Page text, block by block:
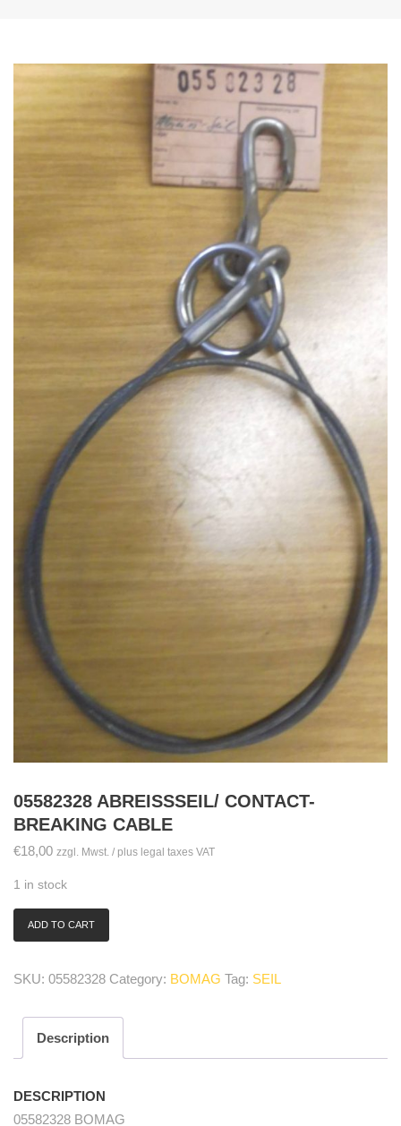
05582328 ABREISSSEIL/ CONTACT-B
REAKING CABLE
€18,00 zzgl. Mwst. / plus legal taxes VAT
1 in stock
05582328
breaking
quantity
ADD TO CART
SKU: 05582328 Category: BOMAG Tag: SEIL
Description
DESCRIPTION
05582328 BOMAG